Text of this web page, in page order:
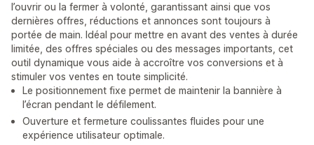
l’ouvrir ou la fermer à volonté, garantissant ainsi que vos
dernières offres, réductions et annonces sont toujours à
portée de main. Idéal pour mettre en avant des ventes à durée
limitée, des offres spéciales ou des messages importants, cet
outil dynamique vous aide à accroître vos conversions et à
stimuler vos ventes en toute simplicité.
Le positionnement fixe permet de maintenir la bannière à
l’écran pendant le défilement.
Ouverture et fermeture coulissantes fluides pour une
expérience utilisateur optimale.